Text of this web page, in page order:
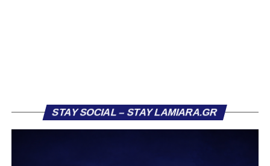
ευκαιρία, η Λαμία κατάφερε να ανοίξει το σκορ. Στο 26’,
STAY SOCIAL – STAY LAMIARA.GR